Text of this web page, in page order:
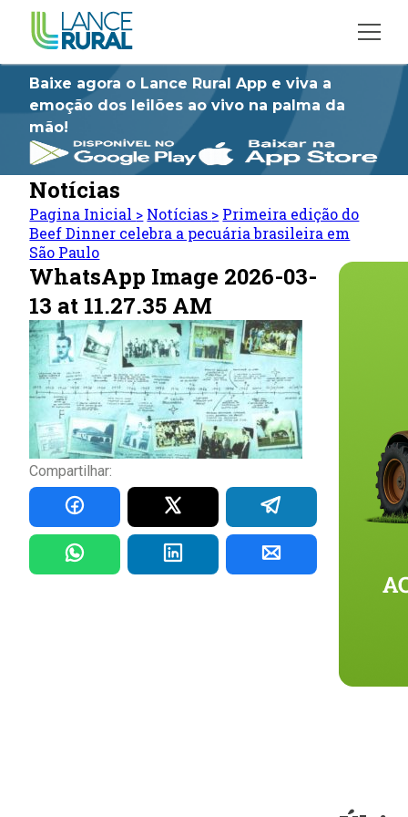
Baixe agora o Lance Rural App e viva a
emoção dos leilões ao vivo na palma da
mão!
Notícias
Pagina Inicial > Notícias > Primeira edição do
Beef Dinner celebra a pecuária brasileira em
São Paulo
WhatsApp Image 2026-03-
13 at 11.27.35 AM
Compartilhar: